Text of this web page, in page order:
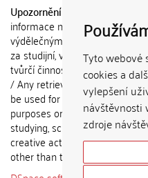
Tyto webové
cookies a
vylepšení
návštěvnosti
zdroje
Upozornění / Notice:
informace nemohou být
výdělečným účelům nebo
za studijní, vědeckou nebo
tvůrčí činnost jiné osoby než
/ Any retrieved information
be used for any commercial
purposes or claimed as
studying, scientific or any other
creative activities of any
other than the author.